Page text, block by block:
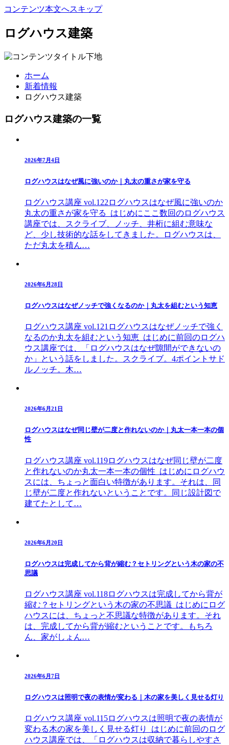
コンテンツ本文へスキップ
ログハウス建築
ホーム
新着情報
ログハウス建築
ログハウス建築の一覧
2026年7月4日
ログハウスはなぜ風に強いのか｜丸太の重さが家を守る
ログハウス講座 vol.122ログハウスはなぜ風に強いのか
丸太の重さが家を守る はじめにここ数回のログハウス
講座では、スクライブ、ノッチ、井桁に組む意味な
ど、少し技術的な話をしてきました。ログハウスは、
ただ丸太を積ん…
2026年6月28日
ログハウスはなぜノッチで強くなるのか｜丸太を組むという知恵
ログハウス講座 vol.121ログハウスはなぜノッチで強く
なるのか丸太を組むという知恵 はじめに前回のログハ
ウス講座では、「ログハウスはなぜ隙間ができないの
か」という話をしました。スクライブ。4ポイントサド
ルノッチ。木…
2026年6月21日
ログハウスはなぜ同じ壁が二度と作れないのか｜丸太一本一本の個
性
ログハウス講座 vol.119ログハウスはなぜ同じ壁が二度
と作れないのか丸太一本一本の個性 はじめにログハウ
スには、ちょっと面白い特徴があります。それは、同
じ壁が二度と作れないということです。同じ設計図で
建てたとして…
2026年6月20日
ログハウスは完成してから背が縮む？セトリングという木の家の不
思議
ログハウス講座 vol.118ログハウスは完成してから背が
縮む？セトリングという木の家の不思議 はじめにログ
ハウスには、ちょっと不思議な特徴があります。それ
は、完成してから背が縮むということです。もちろ
ん、家がしょん…
2026年6月7日
ログハウスは照明で夜の表情が変わる｜木の家を美しく見せる灯り
ログハウス講座 vol.115ログハウスは照明で夜の表情が
変わる木の家を美しく見せる灯り はじめに前回のログ
ハウス講座では、「ログハウスは収納で暮らしやすさ